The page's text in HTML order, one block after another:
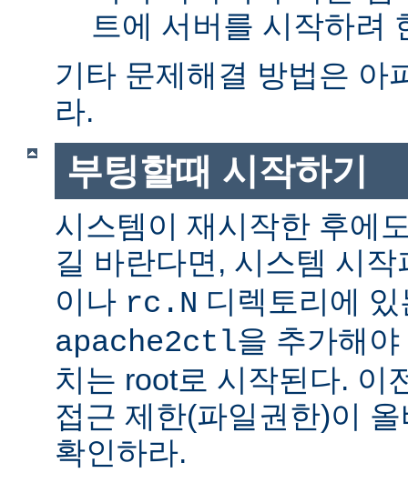
트에 서버를 시작하려
기타 문제해결 방법은 아
라.
부팅할때 시작하기
시스템이 재시작한 후에
길 바란다면, 시스템 시
이나 rc.N 디렉토리에
apache2ctl을 추가해
치는 root로 시작된다. 이
접근 제한(파일권한)이
확인하라.